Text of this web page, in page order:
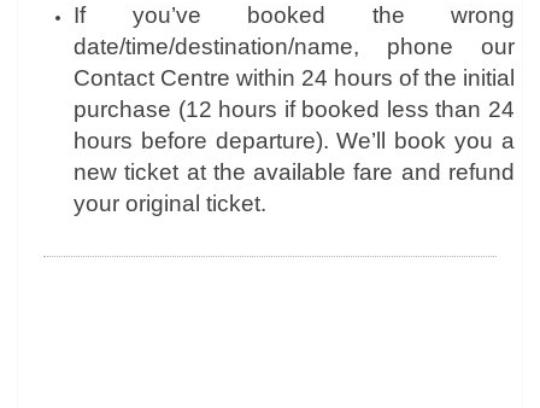
If you’ve booked the wrong
date/time/destination/name, phone our
Contact Centre within 24 hours of the initial
purchase (12 hours if booked less than 24
hours before departure). We’ll book you a
new ticket at the available fare and refund
your original ticket.